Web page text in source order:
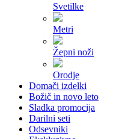
Svetilke
Metri
Žepni noži
Orodje
Domači izdelki
Božič in novo leto
Sladka promocija
Darilni seti
Odsevniki